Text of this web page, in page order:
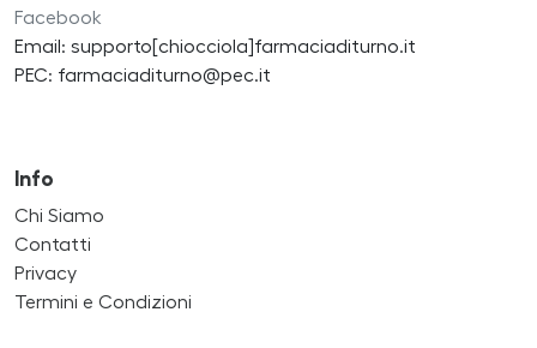
Facebook
Email: supporto[chiocciola]farmaciaditurno.it
PEC: farmaciaditurno@pec.it
Info
Chi Siamo
Contatti
Privacy
Termini e Condizioni